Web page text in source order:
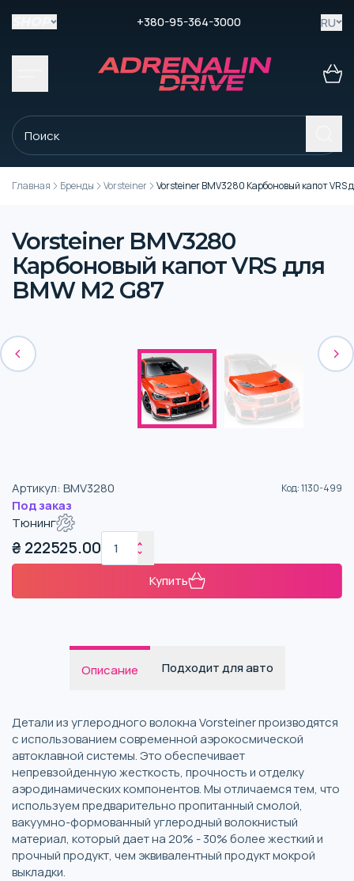
+380-95-364-3000 RU
Главная Бренды Vorsteiner Vorsteiner BMV3280 Карбоновый капот VRS
Vorsteiner BMV3280
Карбоновый капот VRS для
BMW M2 G87
Артикул: BMV3280 Код:1130-499
Под заказ
Тюнинг
₴ 222525.00
Купить
Описание Подходит для авто
Детали из углеродного волокна Vorsteiner производятся
с использованием современной аэрокосмической
автоклавной системы. Это обеспечивает
непревзойденную жесткость, прочность и отделку
аэродинамических компонентов. Мы отличаемся тем, что
используем предварительно пропитанный смолой,
вакуумно-формованный углеродный волокнистый
материал, который дает на 20% - 30% более жесткий и
прочный продукт, чем эквивалентный продукт мокрой
выкладки.